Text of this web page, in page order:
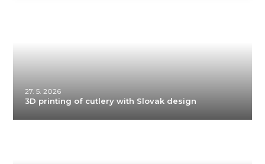
27. 5. 2026
3D printing of cutlery with Slovak design